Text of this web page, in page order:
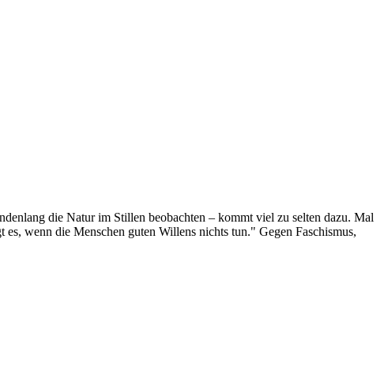
die Natur im Stillen beobachten – kommt viel zu selten dazu. Mal
wenn die Menschen guten Willens nichts tun." Gegen Faschismus,